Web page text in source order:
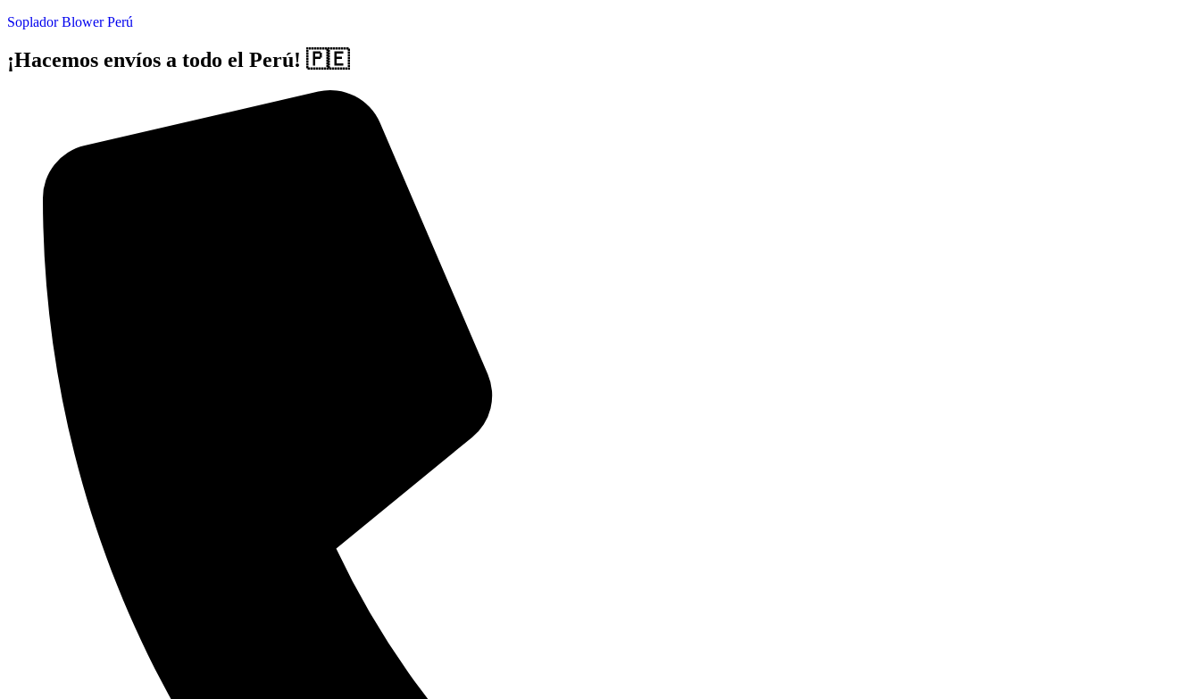
Soplador Blower Perú
¡Hacemos envíos a todo el Perú! 🇵🇪